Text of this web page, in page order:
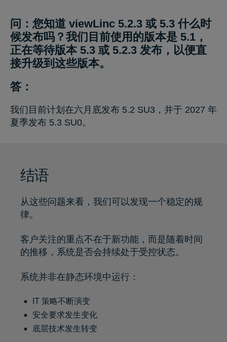
问：您知道 viewLinc 5.2.3 或 5.3 什么时
候发布吗？我们目前使用的版本是 5.1，
正在等待版本 5.3 或 5.2.3 发布，以便直
接升级到这些版本。
答：
我们目前计划在六月底发布 5.2 SU3，并于 2027 年
夏季发布 5.3 SU0。
结语
从这些问题来看，我们可以发现一个稳定的规
律。
客户关注的重点不在于新功能，而是随着时间
的推移，系统是否会持续处于受控状态。
系统并非在静态环境中运行：
IT 策略不断演变
安全要求发生变化
底层技术发生转变